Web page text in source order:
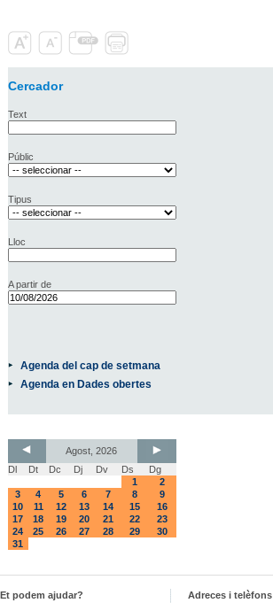
Cercador
Text
Públic
Tipus
Lloc
A partir de
Agenda del cap de setmana
Agenda en Dades obertes
Agost, 2026
Dl
Dt Dc Dj Dv Ds
Dg
1
2
3
4 5 6 7 8
9
10
11 12 13 14 15
16
17
18 19 20 21 22
23
24
25 26 27 28 29
30
31
Et podem ajudar?
Adreces i telèfons